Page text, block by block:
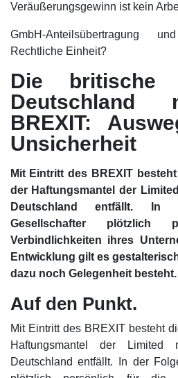
Veräußerungsgewinn ist kein
GmbH-Anteilsübertragung
Rechtliche Einheit?
Die britische
Deutschland
BREXIT:
Unsicherheit
Mit Eintritt des BREXIT
der Haftungsmantel der
Deutschland entfällt. In
Gesellschafter
Verbindlichkeiten ihres
Entwicklung gilt es
dazu noch Gelegenheit besteht.
Auf den Punkt.
Mit Eintritt des BREXIT besteht
Haftungsmantel der Limited
Deutschland entfällt. In der